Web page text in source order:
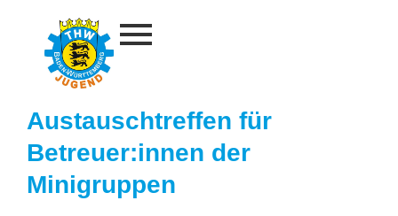
springen
Austauschtreffen für
Betreuer:innen der
Minigruppen